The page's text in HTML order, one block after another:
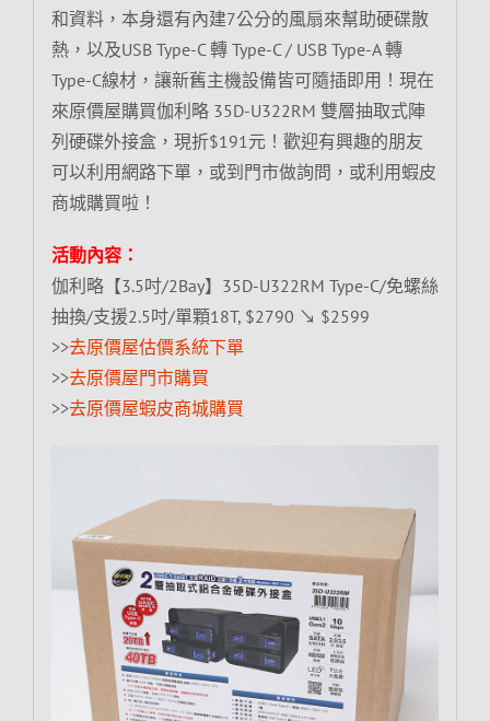
和資料，本身還有內建7公分的風扇來幫助硬碟散
熱，以及USB Type-C 轉 Type-C / USB Type-A 轉
Type-C線材，讓新舊主機設備皆可隨插即用！現在
來原價屋購買伽利略 35D-U322RM 雙層抽取式陣
列硬碟外接盒，現折$191元！歡迎有興趣的朋友
可以利用網路下單，或到門市做詢問，或利用蝦皮
商城購買啦！
活動內容：
伽利略【3.5吋/2Bay】35D-U322RM Type-C/免螺絲
抽換/支援2.5吋/單顆18T, $2790 ↘ $2599
>>去原價屋估價系統下單
>>去原價屋門市購買
>>去原價屋蝦皮商城購買